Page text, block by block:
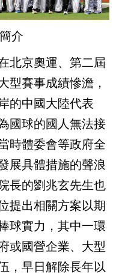
介
北京奧運、第二屆
型賽事成績慘澹，
的中國大陸代表
國球的國人無法接
時體委會等政府全
展具體措施的聲浪
長的劉兆玄先生也
提出相關方案以期
球實力，其中一環
或國營企業、大型
，早日解除長年以